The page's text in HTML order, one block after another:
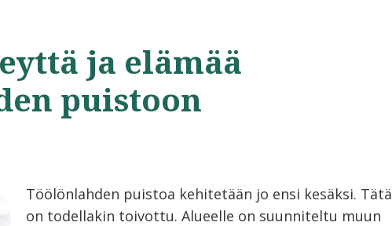
ja elämää
puistoon
Töölönlahden puistoa kehitetään jo ensi kesäksi. Tätä
on todellakin toivottu. Alueelle on suunniteltu muun